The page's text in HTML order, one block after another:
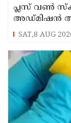
പ്ലസ് വൺ
അഡ്മിഷൻ
SAT,8 AUG